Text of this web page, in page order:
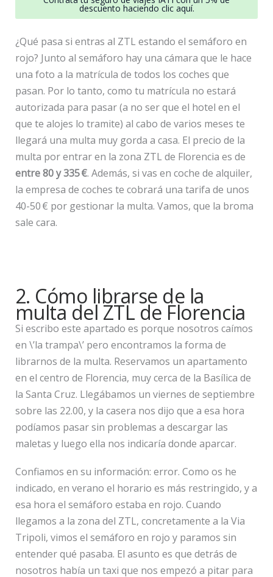
descuento haciendo clic aquí.
¿Qué pasa si entras al ZTL estando el semáforo en
rojo? Junto al semáforo hay una cámara que le hace
una foto a la matrícula de todos los coches que
pasan. Por lo tanto, como tu matrícula no estará
autorizada para pasar (a no ser que el hotel en el
que te alojes lo tramite) al cabo de varios meses te
llegará una multa muy gorda a casa. El precio de la
multa por entrar en la zona ZTL de Florencia es de
entre 80 y 335 €. Además, si vas en coche de alquiler,
la empresa de coches te cobrará una tarifa de unos
40-50 € por gestionar la multa. Vamos, que la broma
sale cara.
2. Cómo librarse de la
multa del ZTL de Florencia
Si escribo este apartado es porque nosotros caímos
en \’la trampa\’ pero encontramos la forma de
librarnos de la multa. Reservamos un apartamento
en el centro de Florencia, muy cerca de la Basílica de
la Santa Cruz. Llegábamos un viernes de septiembre
sobre las 22.00, y la casera nos dijo que a esa hora
podíamos pasar sin problemas a descargar las
maletas y luego ella nos indicaría donde aparcar.
Confiamos en su información: error. Como os he
indicado, en verano el horario es más restringido, y a
esa hora el semáforo estaba en rojo. Cuando
llegamos a la zona del ZTL, concretamente a la Via
Tripoli, vimos el semáforo en rojo y paramos sin
entender qué pasaba. El asunto es que detrás de
nosotros había un taxi que nos empezó a pitar para